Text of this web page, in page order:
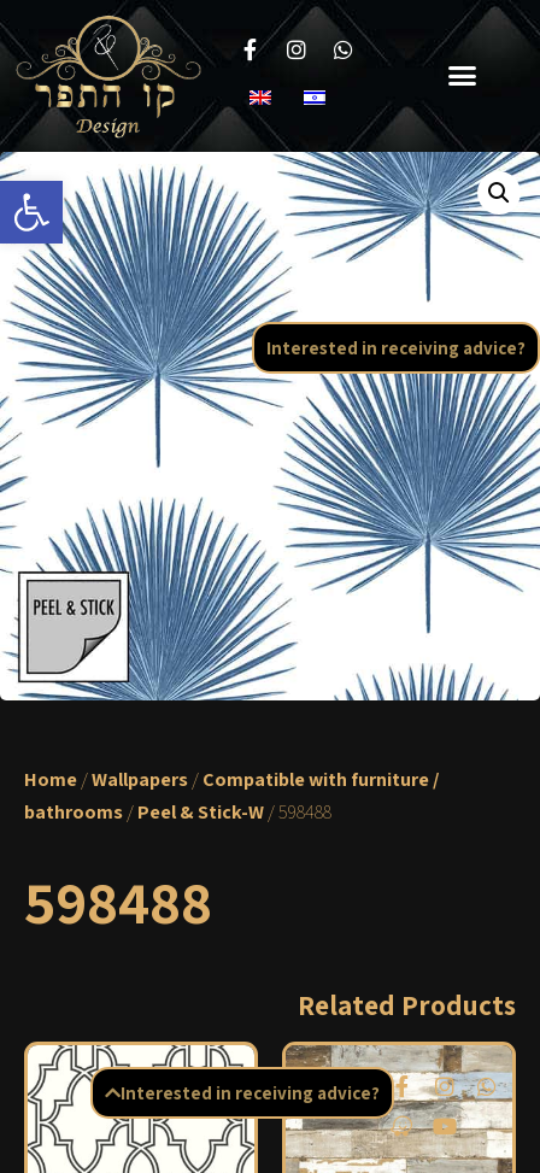
Open toolbar
Home/Wallpapers/Compatible with furniture /
bathrooms/Peel & Stick-W/ 598488
598488
Related Products
Interested in receiving advice?
Interested in receiving advice?